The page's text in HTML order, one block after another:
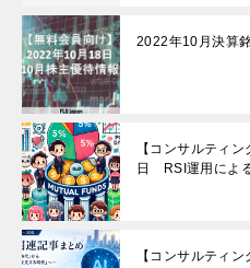
2022年10月決算
【コンサルティ
日 RSI運用によ
【コンサルティ